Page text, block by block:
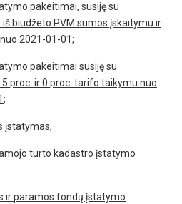
pakeitimai, susiję su
biudžeto PVM sumos įskaitymu ir
2021-01-01;
pakeitimai susiję su
5 proc. ir 0 proc. tarifo taikymu nuo
;
įstatymas;
turto kadastro įstatymo
ir paramos fondų įstatymo